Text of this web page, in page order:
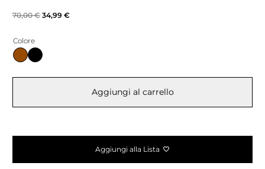
70,00€ Il
originale
34,99 €Il
Colore
Aggiungi al carrello
Aggiungi alla Lista